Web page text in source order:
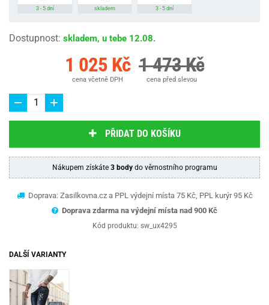
3 - 5 dní skladem 3 - 5 dní
Dostupnost: skladem, u tebe 12.08.
1 025 Kč
cena včetně DPH
1 473 Kč
cena před slevou
PŘIDAT DO KOŠÍKU
Nákupem získáte 3 bodydo věrnostního programu
Doprava: Zasilkovna.cz a PPL výdejní místa 75 Kč, PPL kurýr 95 Kč
Doprava zdarma na výdejní místa nad 900 Kč
Kód produktu: sw_ux4295
DALŠÍ VARIANTY